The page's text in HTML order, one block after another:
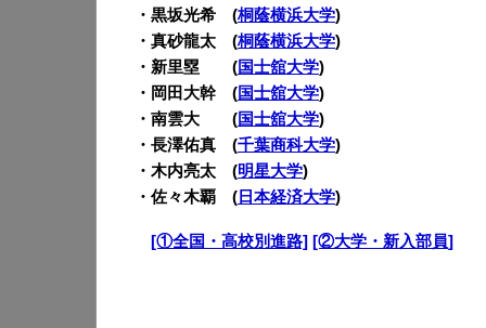
・黒坂光希 (桐蔭横浜大学)
・真砂龍太 (桐蔭横浜大学)
・新里塁 (国士舘大学)
・岡田大幹 (国士舘大学)
・南雲大 (国士舘大学)
・長澤佑真 (千葉商科大学)
・木内亮太 (明星大学)
・佐々木覇 ( 日本経済大学)
[①全国・高校別進路] [②大学・新入部員]